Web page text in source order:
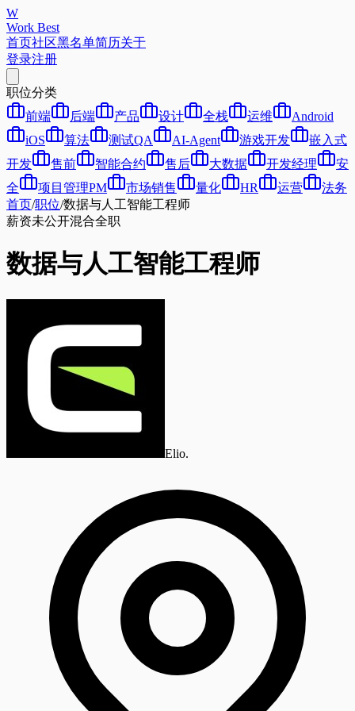
W
Work Best
首页社区黑名单简历关于
登录注册
职位分类
前端
后端 产品 设计 全栈 运维
Android
iOS
算法 测试QA AI-Agent 游戏开发
嵌入式
开发
售前 智能合约 售后 大数据 开发经理
安
全
项目管理PM 市场销售 量化 HR 运营
法务
首页/职位/数据与人工智能工程师
薪资未公开混合全职
数据与人工智能工程师
Elio.